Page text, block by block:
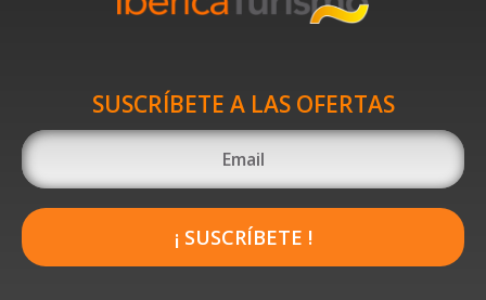
SUSCRÍBETE A LAS OFERTAS
¡ SUSCRÍBETE !